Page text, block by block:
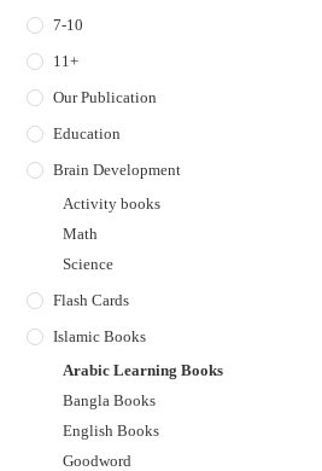
7-10
11+
Our Publication
Education
Brain Development
Activity books
Math
Science
Flash Cards
Islamic Books
Arabic Learning Books
Bangla Books
English Books
Goodword